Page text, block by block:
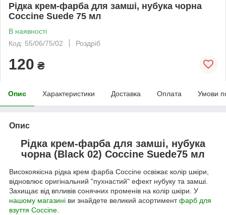
Рідка крем-фарба для замші, нубука чорна
Coccine Suede 75 мл
В наявності
Код: 55/06/75/02
Роздріб
120 ₴
Опис Характеристики Доставка Оплата Умови
Опис
Рідка крем-фарба для замші, нубука
чорна (Black 02) Coccine Suede75 мл
Високоякісна рідка крем фарба Coccine освіжає колір шкіри,
відновлює оригінальний "пухнастий" ефект нубуку та замші.
Захищає від впливів сонячних променів на колір шкіри. У
нашому магазині ви знайдете великий асортиментфарб для
взуття Coccine.